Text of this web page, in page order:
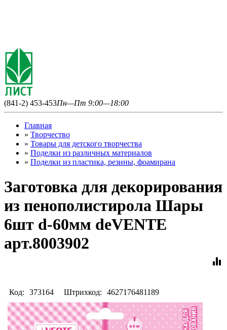
(841-2) 453-453Пн—Пт 9:00—18:00
Главная
» Творчество
» Товары для детского творчества
» Поделки из различных материалов
» Поделки из пластика, резины, фоамирана
Заготовка для декорирования
из пенополистирола Шары
6шт d-60мм deVENTE
арт.8003902
equalizer
Код: 373164 Штрихкод: 4627176481189